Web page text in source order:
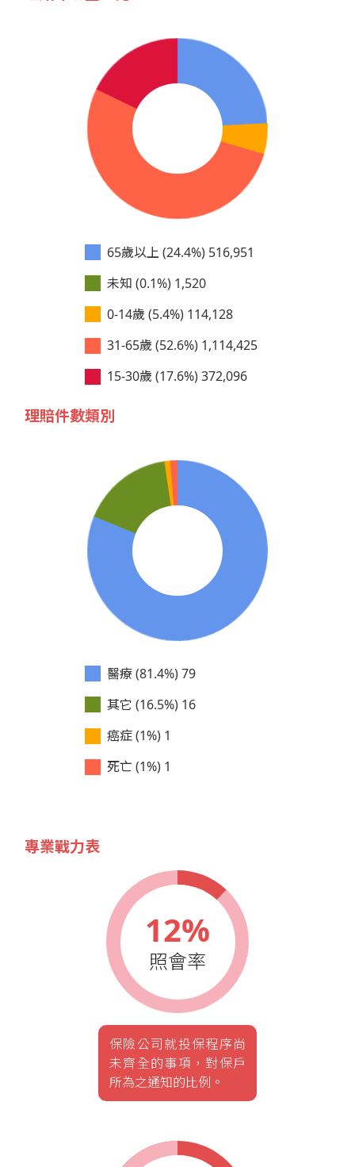
65歲以上 (24.4%) 516,951
未知 (0.1%) 1,520
0-14歲 (5.4%) 114,128
31-65歲 (52.6%) 1,114,425
15-30歲 (17.6%) 372,096
理賠件數類別
醫療 (81.4%) 79
其它 (16.5%) 16
癌症 (1%) 1
死亡 (1%) 1
專業戰力表
12%
照會率
保險公司就投保程序尚
未齊全的事項，對保戶
所為之通知的比例。